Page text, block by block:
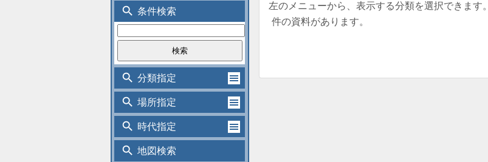
左のメニューから、表示する分類を選択できます。
件の資料があります。
search 条件検索
search 分類指定
search 場所指定
search 時代指定
search 地図検索